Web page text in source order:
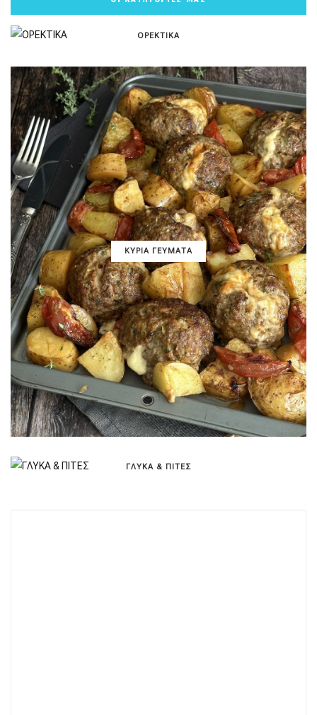
ΟΡΕΚΤΙΚΑ
ΚΥΡΙΑ ΓΕΥΜΑΤΑ
ΓΛΥΚΑ & ΠΙΤΕΣ